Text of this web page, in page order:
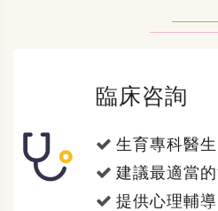
臨床咨詢
生育專科醫
建議最適當
提供心理輔導